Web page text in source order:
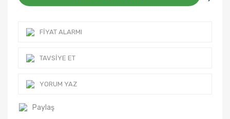
FIYAT ALARMI
TAVSIYE ET
YORUM YAZ
Paylaş